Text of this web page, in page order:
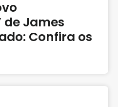
de James
Confira os